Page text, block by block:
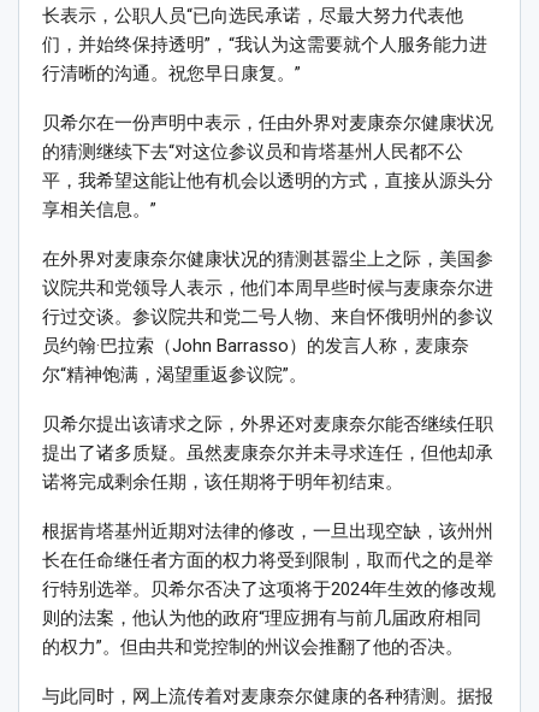
长表示，公职人员“已向选民承诺，尽最大努力代表他
们，并始终保持透明”，“我认为这需要就个人服务能力进
行清晰的沟通。祝您早日康复。”
贝希尔在一份声明中表示，任由外界对麦康奈尔健康状况
的猜测继续下去“对这位参议员和肯塔基州人民都不公
平，我希望这能让他有机会以透明的方式，直接从源头分
享相关信息。”
在外界对麦康奈尔健康状况的猜测甚嚣尘上之际，美国参
议院共和党领导人表示，他们本周早些时候与麦康奈尔进
行过交谈。参议院共和党二号人物、来自怀俄明州的参议
员约翰·巴拉索（John Barrasso）的发言人称，麦康奈
尔“精神饱满，渴望重返参议院”。
贝希尔提出该请求之际，外界还对麦康奈尔能否继续任职
提出了诸多质疑。虽然麦康奈尔并未寻求连任，但他却承
诺将完成剩余任期，该任期将于明年初结束。
根据肯塔基州近期对法律的修改，一旦出现空缺，该州州
长在任命继任者方面的权力将受到限制，取而代之的是举
行特别选举。贝希尔否决了这项将于2024年生效的修改规
则的法案，他认为他的政府“理应拥有与前几届政府相同
的权力”。但由共和党控制的州议会推翻了他的否决。
与此同时，网上流传着对麦康奈尔健康的各种猜测。据报